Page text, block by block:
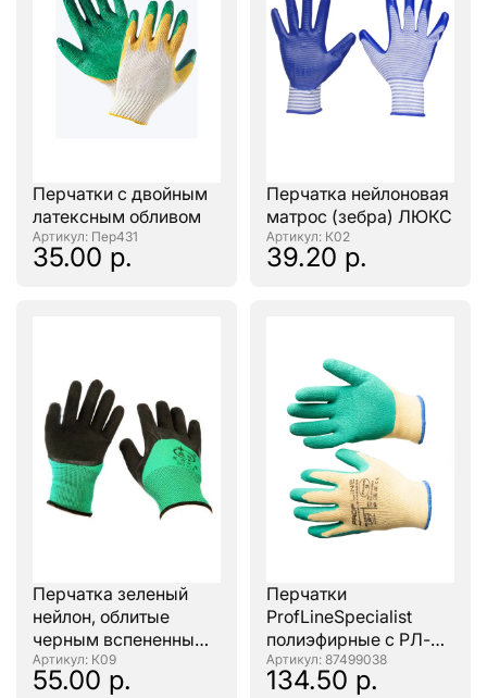
Перчатки с двойным
латексным обливом
: Пер431
35.00 р.
Перчатка нейлоновая
матрос (зебра) ЛЮКС
: К02
39.20 р.
Перчатка зеленый
нейлон, облитые
черным вспененным
латексом (глубокий
облив)
: К09
55.00 р.
Перчатки
ProfLineSpecialist
полиэфирные с РЛ-
покрытием, желтый
: 87499038
134.50 р.